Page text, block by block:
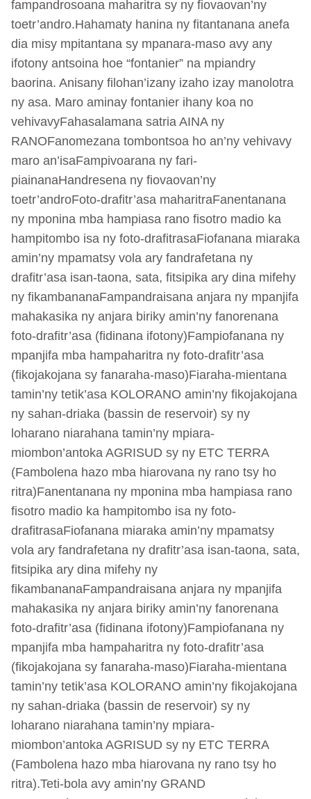
fampandrosoana maharitra sy ny fiovaovan’ny
toetr’andro.Hahamaty hanina ny fitantanana anefa
dia misy mpitantana sy mpanara-maso avy any
ifotony antsoina hoe “fontanier” na mpiandry
baorina. Anisany filohan’izany izaho izay manolotra
ny asa. Maro aminay fontanier ihany koa no
vehivavyFahasalamana satria AINA ny
RANOFanomezana tombontsoa ho an’ny vehivavy
maro an’isaFampivoarana ny fari-
piainanaHandresena ny fiovaovan’ny
toetr’androFoto-drafitr’asa maharitraFanentanana
ny mponina mba hampiasa rano fisotro madio ka
hampitombo isa ny foto-drafitrasaFiofanana miaraka
amin’ny mpamatsy vola ary fandrafetana ny
drafitr’asa isan-taona, sata, fitsipika ary dina mifehy
ny fikambananaFampandraisana anjara ny mpanjifa
mahakasika ny anjara biriky amin’ny fanorenana
foto-drafitr’asa (fidinana ifotony)Fampiofanana ny
mpanjifa mba hampaharitra ny foto-drafitr’asa
(fikojakojana sy fanaraha-maso)Fiaraha-mientana
tamin’ny tetik’asa KOLORANO amin’ny fikojakojana
ny sahan-driaka (bassin de reservoir) sy ny
loharano niarahana tamin’ny mpiara-
miombon’antoka AGRISUD sy ny ETC TERRA
(Fambolena hazo mba hiarovana ny rano tsy ho
ritra)Fanentanana ny mponina mba hampiasa rano
fisotro madio ka hampitombo isa ny foto-
drafitrasaFiofanana miaraka amin’ny mpamatsy
vola ary fandrafetana ny drafitr’asa isan-taona, sata,
fitsipika ary dina mifehy ny
fikambananaFampandraisana anjara ny mpanjifa
mahakasika ny anjara biriky amin’ny fanorenana
foto-drafitr’asa (fidinana ifotony)Fampiofanana ny
mpanjifa mba hampaharitra ny foto-drafitr’asa
(fikojakojana sy fanaraha-maso)Fiaraha-mientana
tamin’ny tetik’asa KOLORANO amin’ny fikojakojana
ny sahan-driaka (bassin de reservoir) sy ny
loharano niarahana tamin’ny mpiara-
miombon’antoka AGRISUD sy ny ETC TERRA
(Fambolena hazo mba hiarovana ny rano tsy ho
ritra).Teti-bola avy amin’ny GRAND